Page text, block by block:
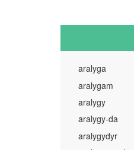
aralyga
aralygam
aralygy
aralygy-da
aralygydyr